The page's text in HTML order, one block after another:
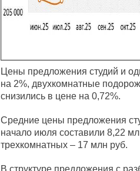
Цены предложения студий и
на 2%, двухкомнатные
снизились в цене на 0,72%.
Средние цены предложения
начало июля составили 8,22
трехкомнатных – 17 млн руб.
В структуре предложения с